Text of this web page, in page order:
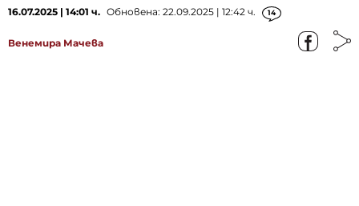
16.07.2025 | 14:01 ч. Обновена: 22.09.2025 | 12:42 ч. 14
Венемира Мачева